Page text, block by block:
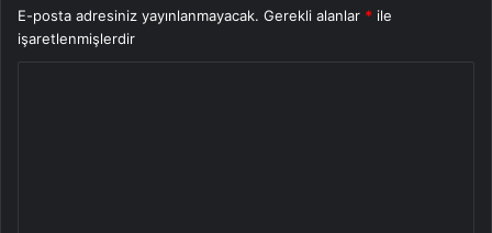
E-posta adresiniz yayınlanmayacak. Gerekli alanlar * ile
işaretlenmişlerdir